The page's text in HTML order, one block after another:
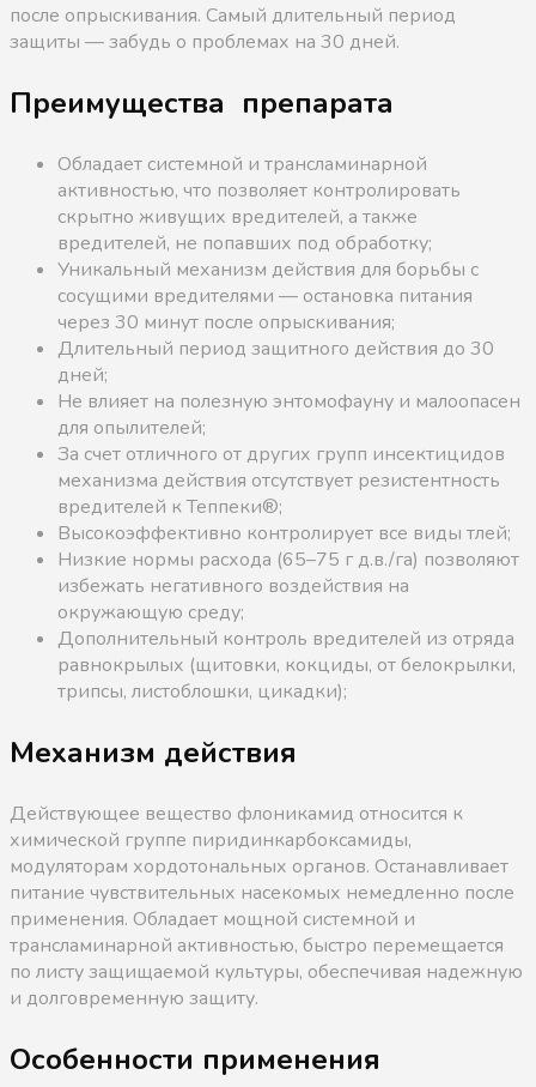
после опрыскивания. Самый длительный период
защиты — забудь о проблемах на 30 дней.
Преимущества препарата
Обладает системной и трансламинарной
активностью, что позволяет контролировать
скрытно живущих вредителей, а также
вредителей, не попавших под обработку;
Уникальный механизм действия для борьбы с
сосущими вредителями — остановка питания
через 30 минут после опрыскивания;
Длительный период защитного действия до 30
дней;
Не влияет на полезную энтомофауну и малоопасен
для опылителей;
За счет отличного от других групп инсектицидов
механизма действия отсутствует резистентность
вредителей к Теппеки®;
Высокоэффективно контролирует все виды тлей;
Низкие нормы расхода (65–75 г д.в./га) позволяют
избежать негативного воздействия на
окружающую среду;
Дополнительный контроль вредителей из отряда
равнокрылых (щитовки, кокциды, от белокрылки,
трипсы, листоблошки, цикадки);
Механизм действия
Действующее вещество флоникамид относится к
химической группе пиридинкарбоксамиды,
модуляторам хордотональных органов. Останавливает
питание чувствительных насекомых немедленно после
применения. Обладает мощной системной и
трансламинарной активностью, быстро перемещается
по листу защищаемой культуры, обеспечивая надежную
и долговременную защиту.
Особенности применения